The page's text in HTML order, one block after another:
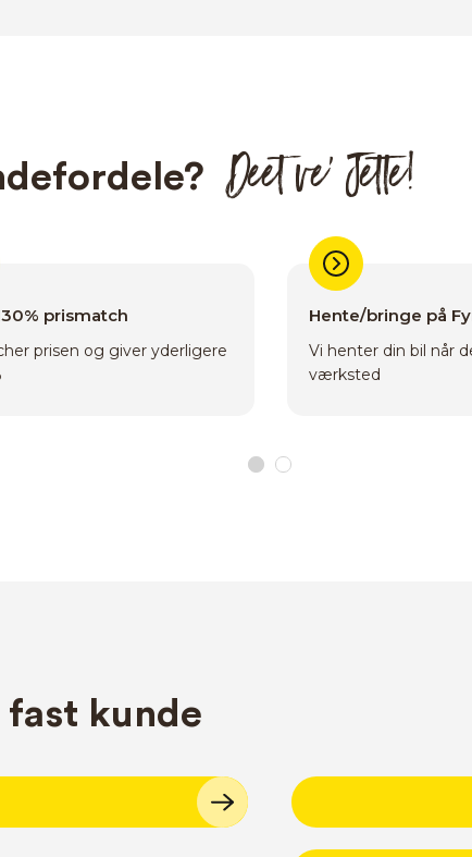
Deet ve’ Jette!
prismatch
prisen og giver yderligere
Hente/bringe på
Vi henter din bil når
værksted
fast kunde